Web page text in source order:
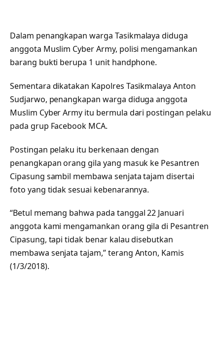
Dalam penangkapan warga Tasikmalaya diduga
anggota Muslim Cyber Army, polisi mengamankan
barang bukti berupa 1 unit handphone.
Sementara dikatakan Kapolres Tasikmalaya Anton
Sudjarwo, penangkapan warga diduga anggota
Muslim Cyber Army itu bermula dari postingan pelaku
pada grup Facebook MCA.
Postingan pelaku itu berkenaan dengan
penangkapan orang gila yang masuk ke Pesantren
Cipasung sambil membawa senjata tajam disertai
foto yang tidak sesuai kebenarannya.
“Betul memang bahwa pada tanggal 22 Januari
anggota kami mengamankan orang gila di Pesantren
Cipasung, tapi tidak benar kalau disebutkan
membawa senjata tajam,” terang Anton, Kamis
(1/3/2018).